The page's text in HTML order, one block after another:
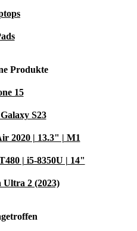
Produkte
15
S23
2020 | 13.3" | M1
| i5-8350U | 14"
Ultra 2 (2023)